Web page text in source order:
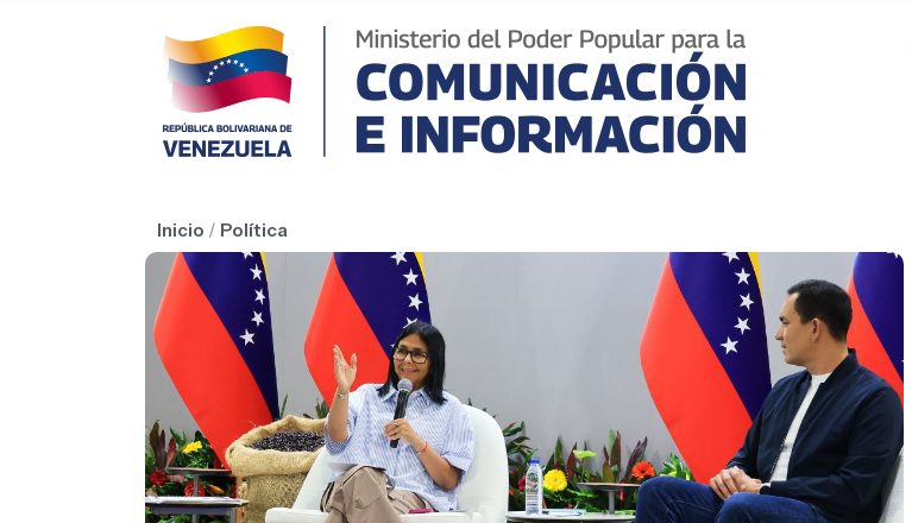
Inicio / Política